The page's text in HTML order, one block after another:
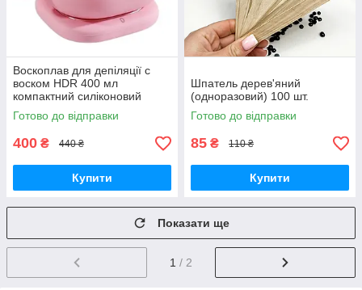
Воскоплав для депіляції с
воском HDR 400 мл
компактний силіконовий
воскоплав для депіляції для
горячего воску у гранулах з
Готово до відправки
400 ₴ 440 ₴
Купити
Шпатель дерев'яний
(одноразовий) 100 шт.
Готово до відправки
85 ₴ 110 ₴
Купити
Показати ще
1 / 2